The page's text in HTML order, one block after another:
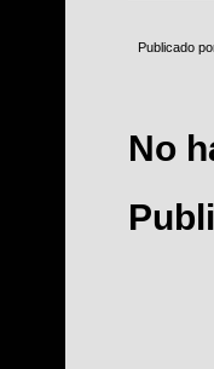
Publicado
No